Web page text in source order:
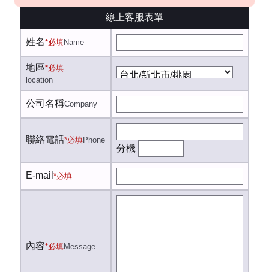
線上客服表單
姓名*必填Name
地區*必填
location
公司名稱Company
聯絡電話*必填Phone
分機
E-mail *必填
內容*必填Message